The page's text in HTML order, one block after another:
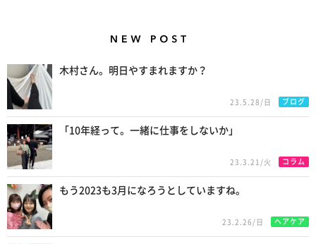
木村さん。明日やすまれますか？
23.5.28/日 ブログ
「10年経って。一緒に仕事をしないか」
23.3.21/火 コラム
もう2023も3月になろうとしていますね。
23.2.26/日 ヘアケア